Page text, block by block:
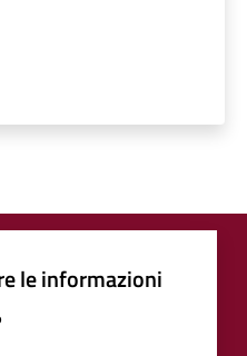
le informazioni